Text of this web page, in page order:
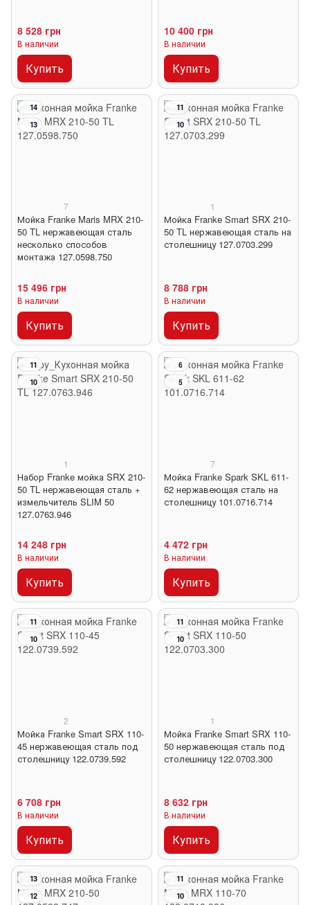
8 528 грн
В наличии
Купить
10 400 грн
В наличии
Купить
14
13
7
Мойка Franke Maris MRX 210-
50 TL нержавеющая сталь
несколько способов
монтажа 127.0598.750
15 496 грн
В наличии
Купить
11
10
1
Мойка Franke Smart SRX 210-
50 TL нержавеющая сталь на
столешницу 127.0703.299
8 788 грн
В наличии
Купить
11
10
1
Набор Franke мойка SRX 210-
50 TL нержавеющая сталь +
измельчитель SLIM 50
127.0763.946
14 248 грн
В наличии
Купить
6
5
7
Мойка Franke Spark SKL 611-
62 нержавеющая сталь на
столешницу 101.0716.714
4 472 грн
В наличии
Купить
11
10
2
Мойка Franke Smart SRX 110-
45 нержавеющая сталь под
столешницу 122.0739.592
6 708 грн
В наличии
Купить
11
10
1
Мойка Franke Smart SRX 110-
50 нержавеющая сталь под
столешницу 122.0703.300
8 632 грн
В наличии
Купить
13
12
11
10